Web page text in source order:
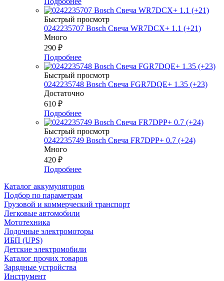
Быстрый просмотр
0242235707 Bosch Свеча WR7DCX+ 1.1 (+21)
Много
290 ₽
Подробнее
Быстрый просмотр
0242235748 Bosch Свеча FGR7DQE+ 1.35 (+23)
Достаточно
610 ₽
Подробнее
Быстрый просмотр
0242235749 Bosch Свеча FR7DPP+ 0.7 (+24)
Много
420 ₽
Подробнее
Каталог аккумуляторов
Подбор по параметрам
Грузовой и коммерческий транспорт
Легковые автомобили
Мототехника
Лодочные электромоторы
ИБП (UPS)
Детские электромобили
Каталог прочих товаров
Зарядные устройства
Инструмент